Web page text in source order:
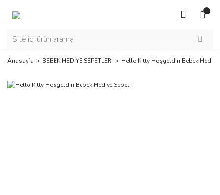
Anasayfa BEBEK HEDİYE SEPETLERİ Hello Kitty Hoşgeldin Bebek Hediye